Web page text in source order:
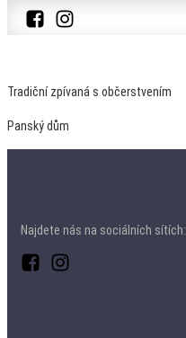
Tradiční zpívaná s občerstvením
Panský dům
Najdete nás na sociálních sítích: